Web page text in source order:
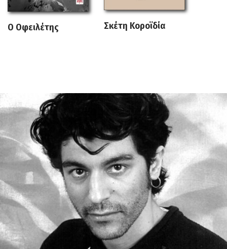
Ο Οφειλέτης Σκέτη Κοροϊδία